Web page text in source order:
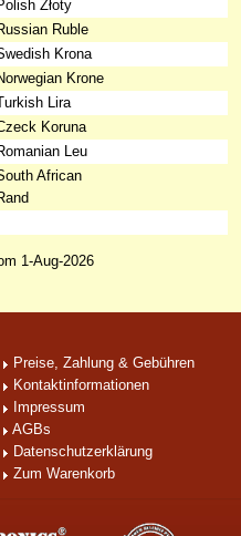
Złoty
Ruble
Krona
Krone
Lira
Koruna
Leu
African
1-Aug-2026
Preise, Zahlung & Gebühren
Kontaktinformationen
Impressum
AGBs
Datenschutzerklärung
Zum Warenkorb